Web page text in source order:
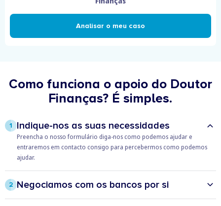
Analisar o meu caso
Como funciona o apoio do Doutor
Finanças? É simples.
1 Indique-nos as suas necessidades
Preencha o nosso formulário diga-nos como podemos ajudar e
entraremos em contacto consigo para percebermos como podemos
ajudar.
2 Negociamos com os bancos por si